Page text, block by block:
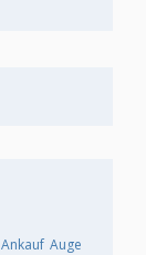
Ankauf Auge